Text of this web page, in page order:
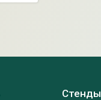
Стенды